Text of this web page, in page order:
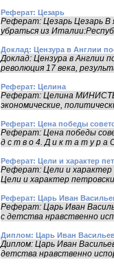
Реферат: Цезарь
Реферат: Цезарь Цезарь В
убраться из
Доклад: Цензура в Англии
Доклад: Цензура в Англии
революция 17 века,
Реферат: Целина
Реферат: Целина
экономические,
Реферат: Цена победы
Реферат: Цена победы
д с т в о 4. Д и к т а т у р а
Реферат: Цели и характер
Реферат: Цели и характер
Цели и характер
Реферат: Царь Иван
Реферат: Царь Иван
с детства нравственно
Диплом: Царь Иван
Диплом: Царь Иван
детства нравственно